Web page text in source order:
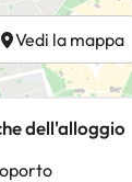
Vedi la mappa
dell'alloggio